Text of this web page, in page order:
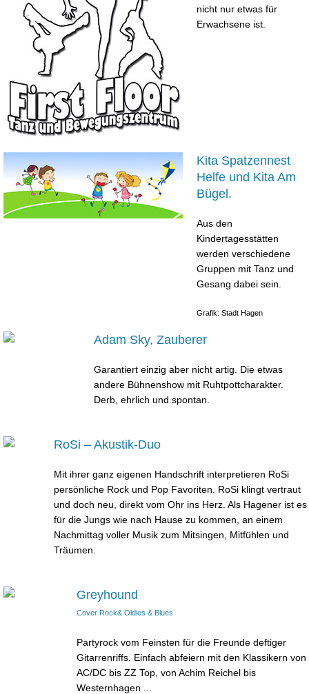
nicht nur etwas für
Erwachsene ist.
Kita Spatzennest
Helfe und Kita Am
Bügel.
Aus den
Kindertagesstätten
werden verschiedene
Gruppen mit Tanz und
Gesang dabei sein.
Grafik: Stadt Hagen
Adam Sky, Zauberer
Garantiert einzig aber nicht artig. Die etwas
andere Bühnenshow mit Ruhtpottcharakter.
Derb, ehrlich und spontan.
RoSi – Akustik-Duo
Mit ihrer ganz eigenen Handschrift interpretieren RoSi
persönliche Rock und Pop Favoriten. RoSi klingt vertraut
und doch neu, direkt vom Ohr ins Herz. Als Hagener ist es
für die Jungs wie nach Hause zu kommen, an einem
Nachmittag voller Musik zum Mitsingen, Mitfühlen und
Träumen.
Greyhound
Cover Rock& Oldies & Blues
Partyrock vom Feinsten für die Freunde deftiger
Gitarrenriffs. Einfach abfeiern mit den Klassikern von
AC/DC bis ZZ Top, von Achim Reichel bis
Westernhagen ...